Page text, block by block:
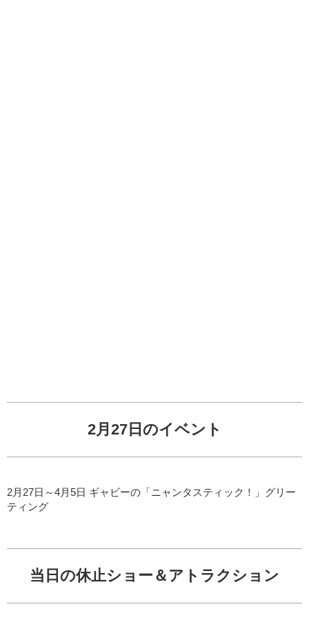
2月27日のイベント
2月27日～4月5日 ギャビーの「ニャンタスティック！」グリー
ティング
当日の休止ショー＆アトラクション